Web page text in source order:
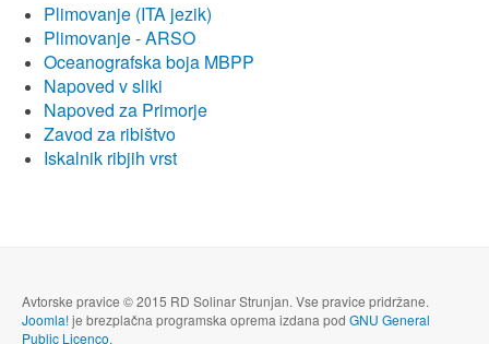
Plimovanje (ITA jezik)
Plimovanje - ARSO
Oceanografska boja MBPP
Napoved v sliki
Napoved za Primorje
Zavod za ribištvo
Iskalnik ribjih vrst
Avtorske pravice © 2015 RD Solinar Strunjan. Vse pravice pridržane.
Joomla!je brezplačna programska oprema izdana pod GNU General
Public Licenco.